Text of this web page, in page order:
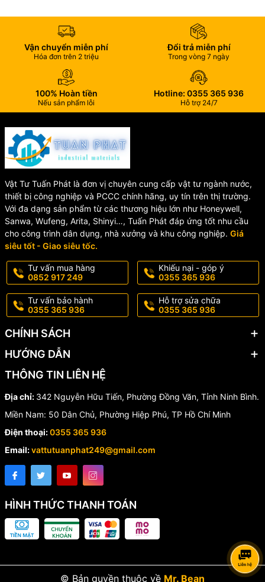
Vận chuyển miễn phí
Hóa đơn trên 2 triệu
Đổi trả miễn phí
Trong vòng 7 ngày
100% Hoàn tiền
Nếu sản phẩm lỗi
Hotline: 0355 365 936
Hỗ trợ 24/7
Vật Tư Tuấn Phát là đơn vị chuyên cung cấp vật tư ngành nước,
thiết bị công nghiệp và PCCC chính hãng, uy tín trên thị trường.
Với đa dạng sản phẩm từ các thương hiệu lớn như Honeywell,
Sanwa, Wufeng, Arita, Shinyi…, Tuấn Phát đáp ứng tốt nhu cầu
cho công trình dân dụng, nhà xưởng và khu công nghiệp. Giá
siêu tốt - Giao siêu tốc.
Tư vấn mua hàng
0852 917 249
Khiếu nại - góp ý
0355 365 936
Tư vấn bảo hành
0355 365 936
Hỗ trợ sửa chữa
0355 365 936
CHÍNH SÁCH
HƯỚNG DẪN
THÔNG TIN LIÊN HỆ
Địa chỉ: 342 Nguyễn Hữu Tiến, Phường Đồng Văn, Tỉnh Ninh Bình.
Miền Nam: 50 Dân Chủ, Phường Hiệp Phú, TP Hồ Chí Minh
Điện thoại:0355 365 936
Email:vattutuanphat249@gmail.com
HÌNH THỨC THANH TOÁN
© Bản quyền thuộc về Mr. Bean